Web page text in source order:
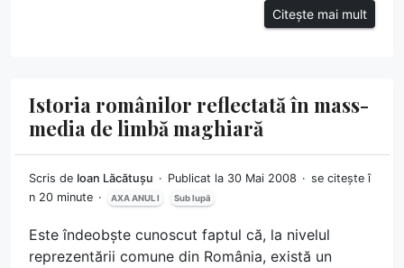
Citește mai mult
Istoria românilor reflectată în mass-
media de limbă maghiară
Scris de Ioan Lăcătușu Publicat la 30 Mai 2008
se citește î
n 20 minute
AXA ANUL I Sub lupă
Este îndeobște cunoscut faptul că, la nivelul
reprezentării comune din România, există un